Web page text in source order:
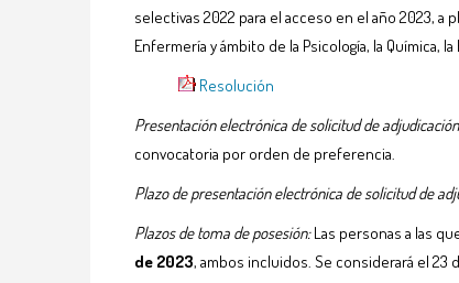
selectivas 2022 para el acceso en el año 2023,
Enfermería y ámbito de la Psicología, la Química, la
Resolución
Presentación electrónica de solicitud de
convocatoria por orden de preferencia.
Plazo de presentación electrónica de solicitud de
Plazos de toma de posesión:Las personas a las
de 2023, ambos incluidos. Se considerará el